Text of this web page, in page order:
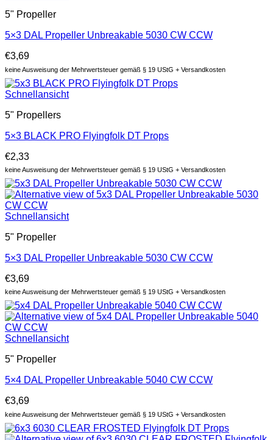
5" Propeller
5×3 DAL Propeller Unbreakable 5030 CW CCW
€3,69
keine Ausweisung der Mehrwertsteuer gemäß § 19 UStG + Versandkosten
Schnellansicht
5" Propellers
5×3 BLACK PRO Flyingfolk DT Props
€2,33
keine Ausweisung der Mehrwertsteuer gemäß § 19 UStG + Versandkosten
Schnellansicht
5" Propeller
5×3 DAL Propeller Unbreakable 5030 CW CCW
€3,69
keine Ausweisung der Mehrwertsteuer gemäß § 19 UStG + Versandkosten
Schnellansicht
5" Propeller
5×4 DAL Propeller Unbreakable 5040 CW CCW
€3,69
keine Ausweisung der Mehrwertsteuer gemäß § 19 UStG + Versandkosten